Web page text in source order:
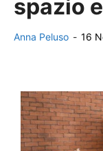
spazio
Anna Peluso - 16